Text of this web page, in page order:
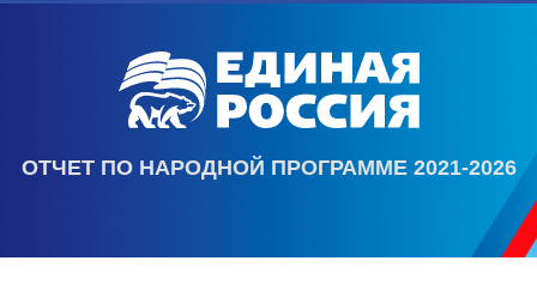
ОТЧЕТ ПО НАРОДНОЙ ПРОГРАММЕ 2021-2026